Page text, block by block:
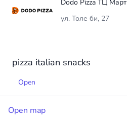
Dodo Pizza ТЦ Март
ул. Толе би, 27
pizza italian snacks
Open
Open map